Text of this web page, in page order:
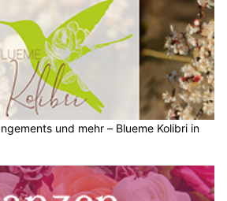
und mehr – Blueme Kolibri in